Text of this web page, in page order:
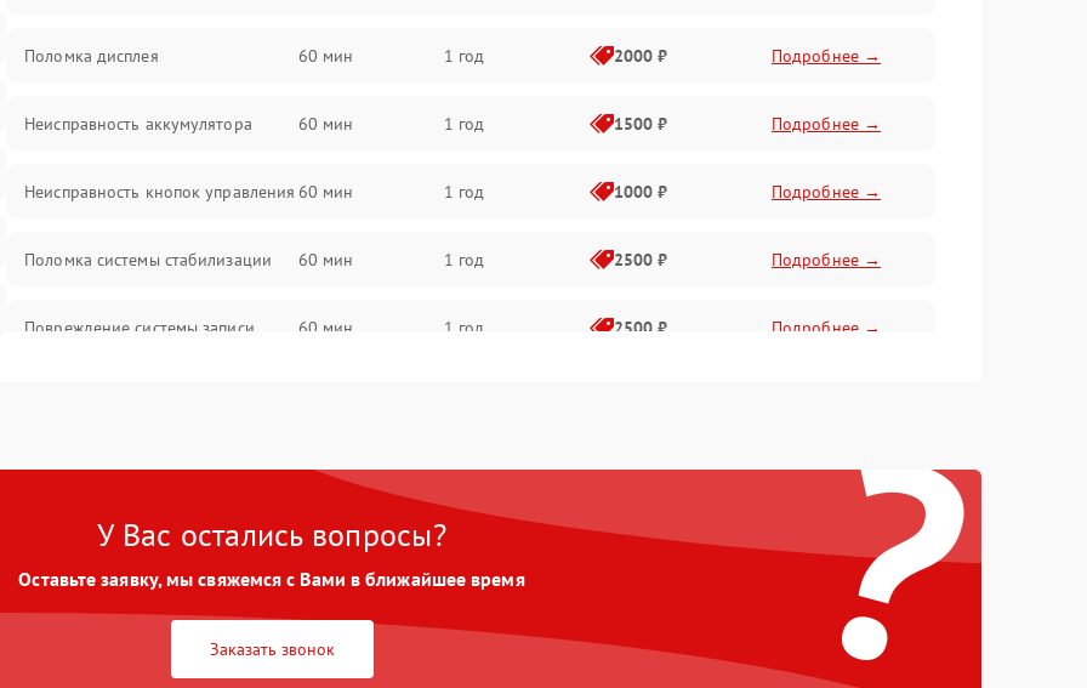
Поломка дисплея 60 мин 1 год 2000 ₽ Подробнее →
Неисправность аккумулятора 60 мин 1 год 1500 ₽ Подробнее →
Неисправность кнопок управления 60 мин 1 год 1000 ₽ Подробнее →
Поломка системы стабилизации 60 мин 1 год 2500 ₽ Подробнее →
Повреждение системы записи 60 мин 1 год 2500 ₽ Подробнее →
Повреждение системы защиты от
перегрузок
60 мин 1 год 1500 ₽
Неисправность системы
автоматического отключения
1 год Подробнее →
?
У Вас остались вопросы?
Оставьте заявку, мы свяжемся с Вами в ближайшее время
Заказать звонок